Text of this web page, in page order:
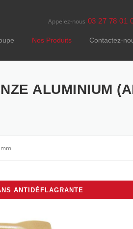
Appelez-nous 03 27 78 01
Nos Produits Contactez-
ALUMINIUM
ANTIDÉFLAGRANTE